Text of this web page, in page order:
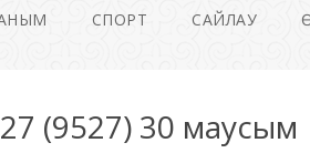
СПОРТ САЙЛАУ
(9527) 30 маусым